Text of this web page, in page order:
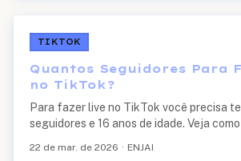
TIKTOK
Quantos Seguidores Para
no TikTok?
Para fazer live no TikTok você precisa
seguidores e 16 anos de idade. Veja
22 de mar. de 2026 · ENJAI